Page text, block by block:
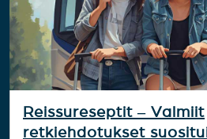
Reissureseptit – Valmiit
retkiehdotukset